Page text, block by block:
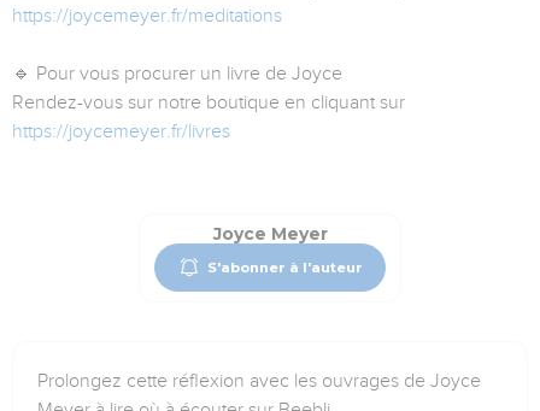
https://joycemeyer.fr/meditations
🔹 Pour vous procurer un livre de Joyce
Rendez-vous sur notre boutique en cliquant sur
https://joycemeyer.fr/livres
Joyce Meyer
S'abonner à l'auteur
Prolongez cette réflexion avec les ouvrages de Joyce